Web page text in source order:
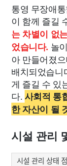
통영 무장애
이 함께 즐길
는 차별이 없
었습니다. 놀
아 만들어졌
배치되었습니
게 즐길 수 있
다.사회적 통
한 자산이 될
시설 관리
시설 관리 상태 점